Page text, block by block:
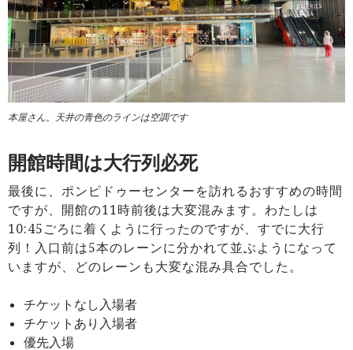
本屋さん。天井の青色のラインは空調です
開館時間は大行列必死
最後に、ポンピドゥーセンターを訪れるおすすめの時間
ですが、開館の11時前後は大変混みます。わたしは
10:45ごろに着くように行ったのですが、すでに大行
列！入口前は5本のレーンに分かれて並ぶようになって
いますが、どのレーンも大変な混み具合でした。
チケットなし入場者
チケットあり入場者
優先入場